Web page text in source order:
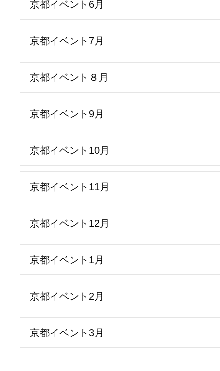
京都イベント6月
京都イベント7月
京都イベント８月
京都イベント9月
京都イベント10月
京都イベント11月
京都イベント12月
京都イベント1月
京都イベント2月
京都イベント3月